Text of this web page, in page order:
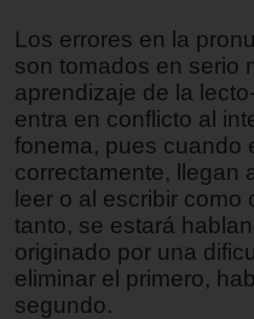
Los errores en la
son tomados en serio
aprendizaje de la
entra en conflicto al
fonema, pues cuando
correctamente, llegan
leer o al escribir
tanto, se estará
originado por una
eliminar el primero,
segundo.